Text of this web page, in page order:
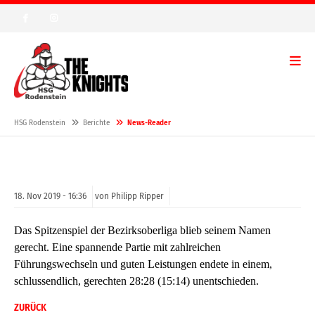
HSG Rodenstein Berichte News-Reader
18. Nov 2019 - 16:36 von Philipp Ripper
Das Spitzenspiel der Bezirksoberliga blieb seinem Namen
gerecht. Eine spannende Partie mit zahlreichen
Führungswechseln und guten Leistungen endete in einem,
schlussendlich, gerechten 28:28 (15:14) unentschieden.
ZURÜCK